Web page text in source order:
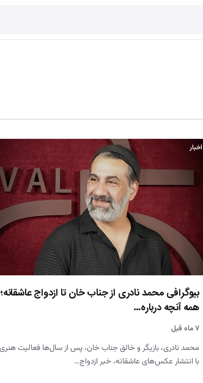
اخبار
بیوگرافی محمد نادری از جناب خان تا ازدواج عاشقانه؛
همه آنچه درباره…
۷ ماه قبل
محمد نادری، بازیگر و خالق جناب خان، پس از سال‌ها فعالیت
با انتشار عکس‌های عاشقانه، خبر ازدواج…